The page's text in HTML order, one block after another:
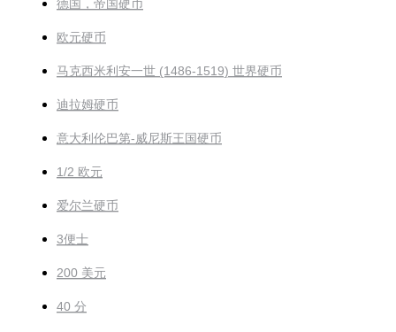
德国，帝国硬币
欧元硬币
马克西米利安一世 (1486-1519) 世界硬币
迪拉姆硬币
意大利伦巴第-威尼斯王国硬币
1/2 欧元
爱尔兰硬币
3便士
200 美元
40 分